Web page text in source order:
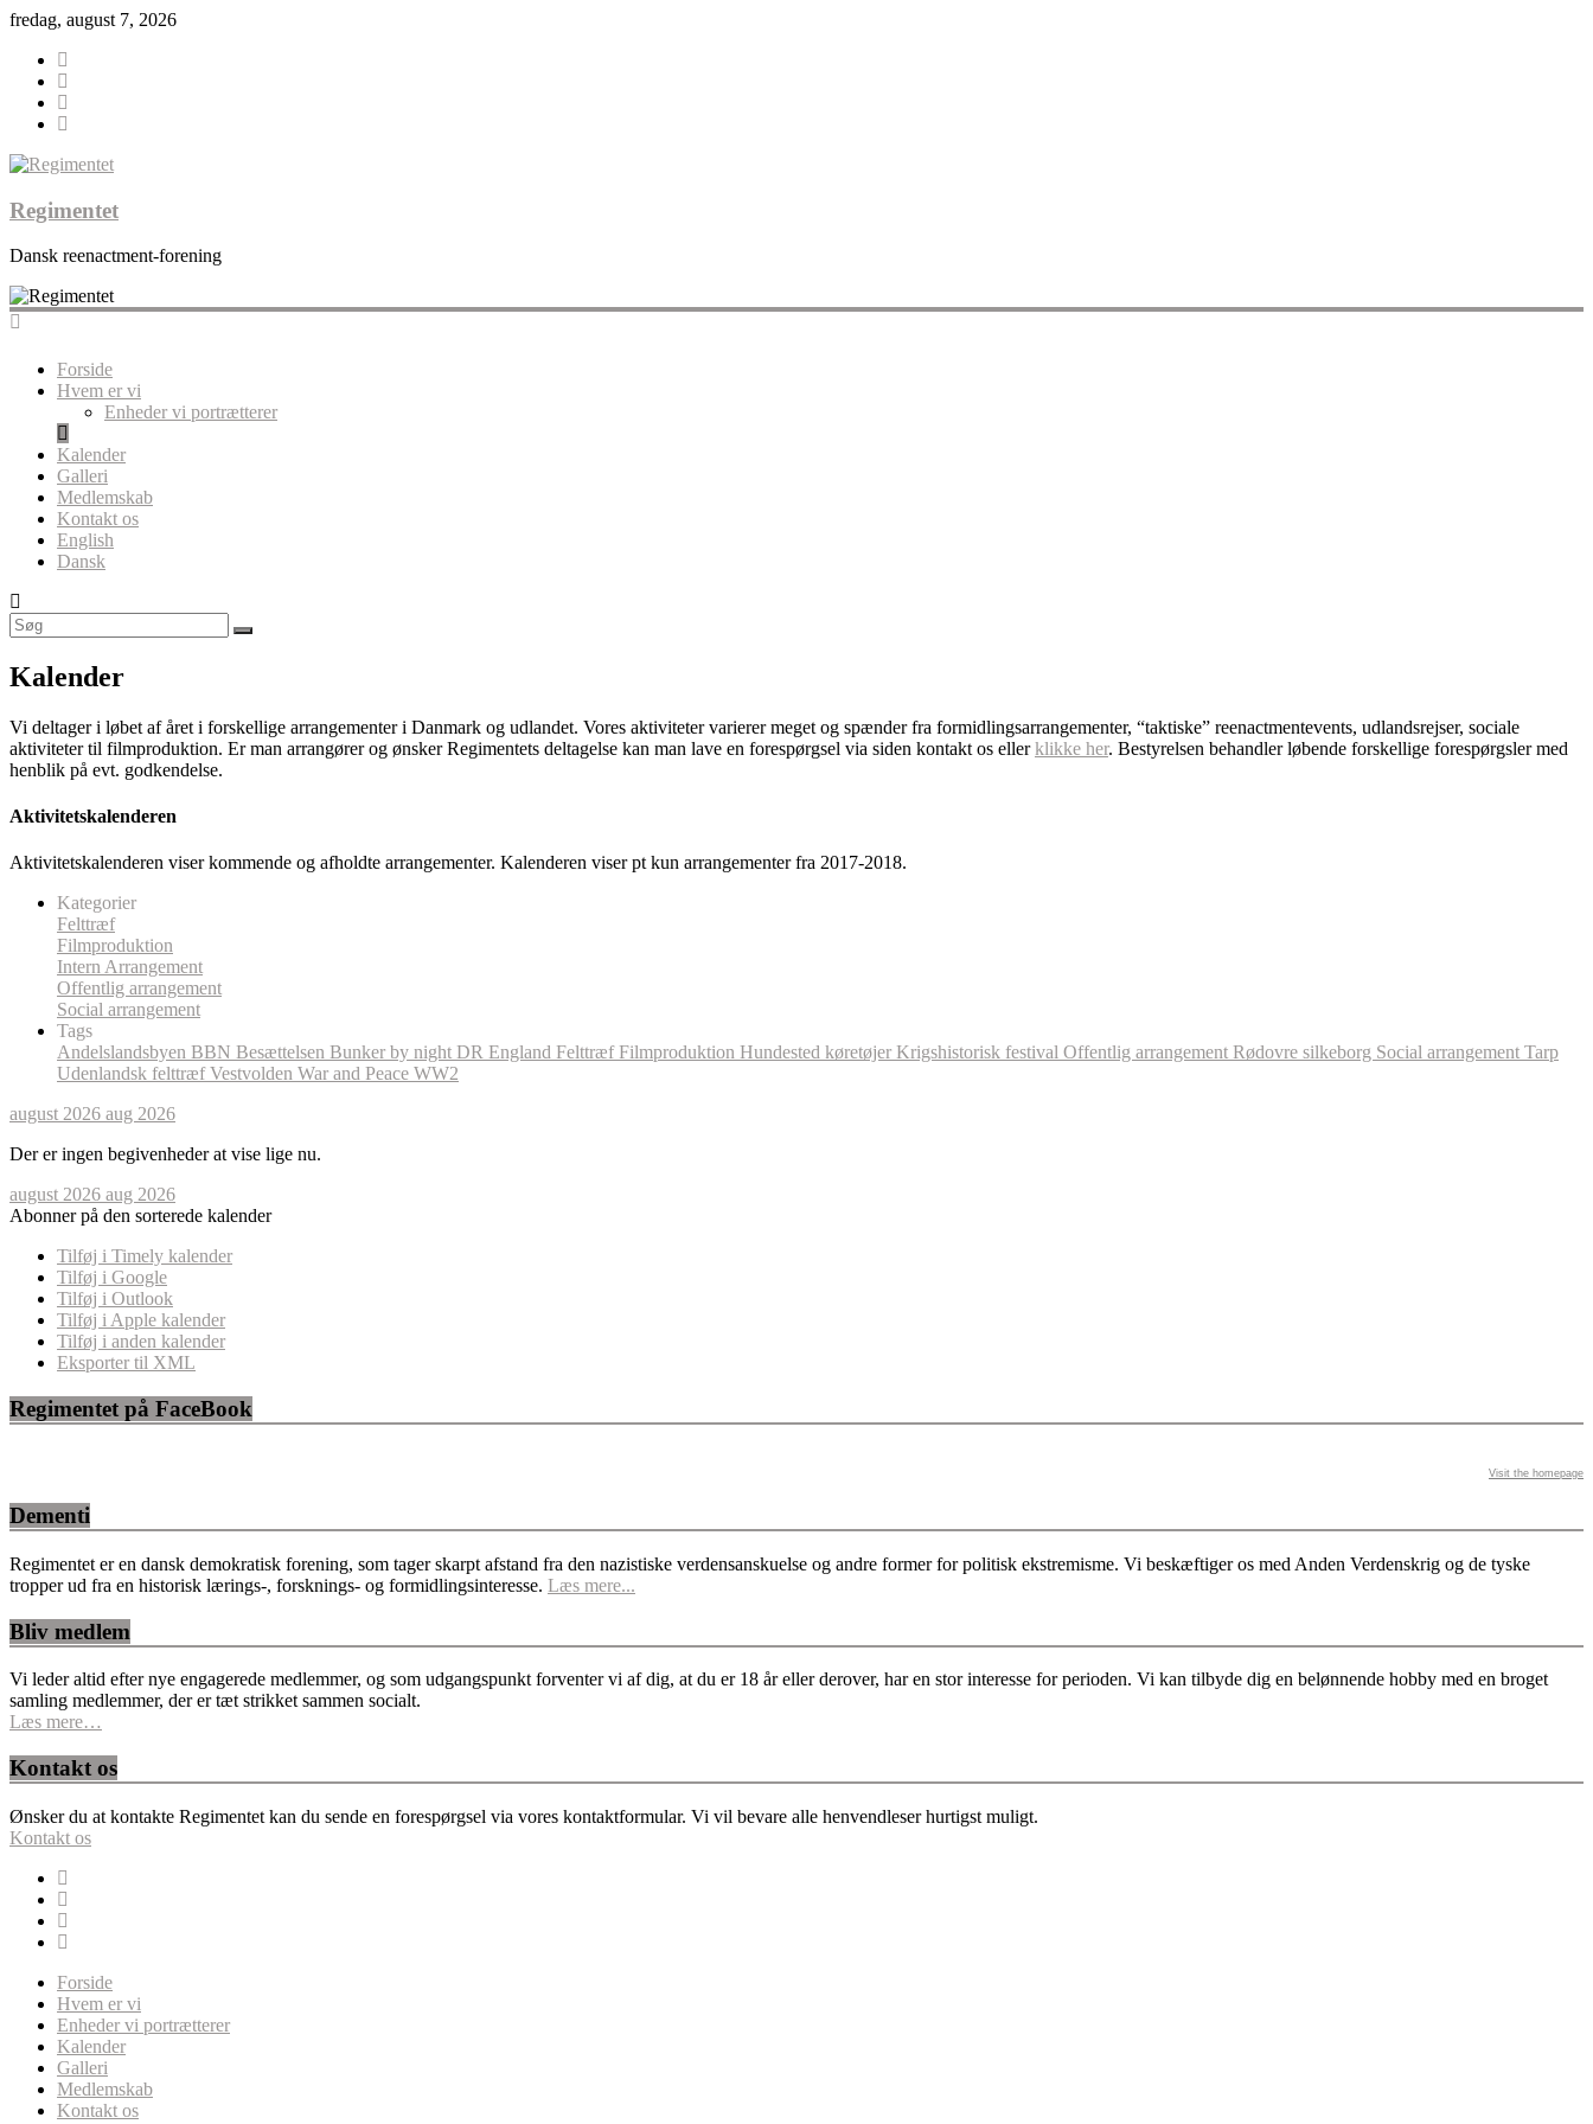
fredag, august 7, 2026
Regimentet
Dansk reenactment-forening
Forside
Hvem er vi
Enheder vi portrætterer
Kalender
Galleri
Medlemskab
Kontakt os
English
Dansk
Kalender
Vi deltager i løbet af året i forskellige arrangementer i Danmark og udlandet. Vores aktiviteter varierer meget og spænder fra formidlingsarrangementer, “taktiske” reenactmentevents, udlandsrejser, sociale
aktiviteter til filmproduktion. Er man arrangører og ønsker Regimentets deltagelse kan man lave en forespørgsel via siden kontakt os ellerklikke her. Bestyrelsen behandler løbende forskellige forespørgsler med
henblik på evt. godkendelse.
Aktivitetskalenderen
Aktivitetskalenderen viser kommende og afholdte arrangementer. Kalenderen viser pt kun arrangementer fra 2017-2018.
Kategorier
Felttræf
Filmproduktion
Intern Arrangement
Offentlig arrangement
Social arrangement
Tags
Andelslandsbyen BBN Besættelsen Bunker by night DR England FelttræfFilmproduktion Hundested køretøjer Krigshistorisk festival Offentlig arrangement Rødovre silkeborg Social arrangement Tarp
Udenlandsk felttræfVestvolden War and Peace WW2
august 2026 aug 2026
Der er ingen begivenheder at vise lige nu.
august 2026 aug 2026
Abonner på den sorterede kalender
Tilføj i Timely kalender
Tilføj i Google
Tilføj i Outlook
Tilføj i Apple kalender
Tilføj i anden kalender
Eksporter til XML
Regimentet på FaceBook
Visit the homepage
Dementi
Regimentet er en dansk demokratisk forening, som tager skarpt afstand fra den nazistiske verdensanskuelse og andre former for politisk ekstremisme. Vi beskæftiger os med Anden Verdenskrig og de tyske
tropper ud fra en historisk lærings-, forsknings- og formidlingsinteresse. Læs mere...
Bliv medlem
Vi leder altid efter nye engagerede medlemmer, og som udgangspunkt forventer vi af dig, at du er 18 år eller derover, har en stor interesse for perioden. Vi kan tilbyde dig en belønnende hobby med en broget
samling medlemmer, der er tæt strikket sammen socialt.
Læs mere…
Kontakt os
Ønsker du at kontakte Regimentet kan du sende en forespørgsel via vores kontaktformular. Vi vil bevare alle henvendleser hurtigst muligt.
Kontakt os
Forside
Hvem er vi
Enheder vi portrætterer
Kalender
Galleri
Medlemskab
Kontakt os